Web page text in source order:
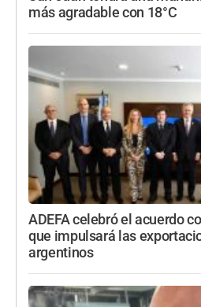
más agradable con 18°C
ADEFA celebró el acuerdo
que impulsará las
argentinos